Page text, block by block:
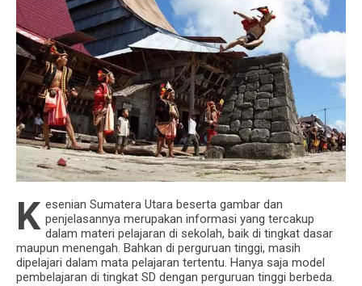
K esenian Sumatera Utara beserta gambar dan
penjelasannya merupakan informasi yang tercakup
dalam materi pelajaran di sekolah, baik di tingkat dasar
maupun menengah. Bahkan di perguruan tinggi, masih
dipelajari dalam mata pelajaran tertentu. Hanya saja model
pembelajaran di tingkat SD dengan perguruan tinggi berbeda.